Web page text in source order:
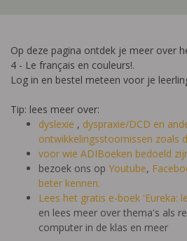
Op deze pagina ontdek je meer over
4 - Le français en couleurs!.
Log in en bestel meteen voor je
Tip: lees meer over:
dyslexie , dyspraxie/DCD en
ontwikkelingsstoornissen zoals
voor wie ADIBoeken bedoeld
bezoek ons op Youtube,
beter kennen.
Lees het gratis e-boek 'Eureka:
en lees meer over thema's als
computer in de klas en meer